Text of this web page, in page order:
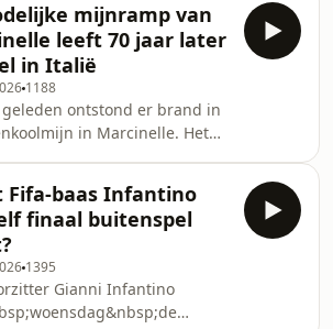
mijnramp van
leeft 70 jaar later
in Italië
1188
ontstond er brand in
in Marcinelle. Het
stierven in de
mijn, meer dan de helft
“In de put telde je
of moedertaal niet.” ­ 23 van
slachtoffers in Marcinelle
uit het Italiaanse dorp
Fifa-baas Infantino
finaal buitenspel
1395
Gianni Infantino